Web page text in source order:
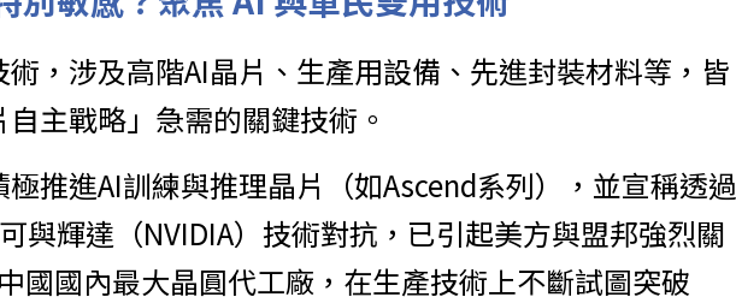
，涉及高階AI晶片、生產用設備、先進封裝材料等，皆
主戰略」急需的關鍵技術。
推進AI訓練與推理晶片（如Ascend系列），並宣稱透過
與輝達（NVIDIA）技術對抗，已引起美方與盟邦強烈關
國國內最大晶圓代工廠，在生產技術上不斷試圖突破